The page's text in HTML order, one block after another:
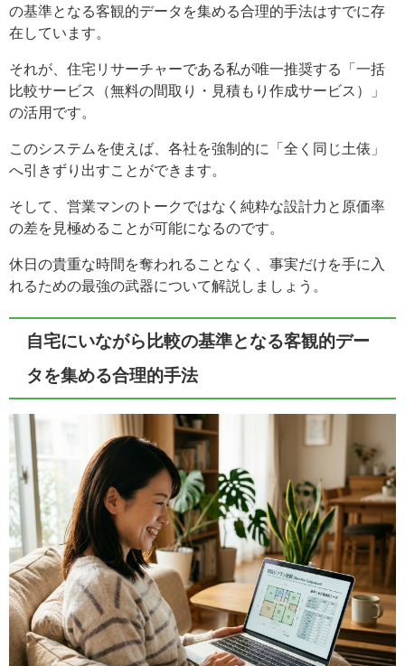
の基準となる客観的データを集める合理的手法はすでに存
在しています。
それが、住宅リサーチャーである私が唯一推奨する「一括
比較サービス（無料の間取り・見積もり作成サービス）」
の活用です。
このシステムを使えば、各社を強制的に「全く同じ土俵」
へ引きずり出すことができます。
そして、営業マンのトークではなく純粋な設計力と原価率
の差を見極めることが可能になるのです。
休日の貴重な時間を奪われることなく、事実だけを手に入
れるための最強の武器について解説しましょう。
自宅にいながら比較の基準となる客観的デー
タを集める合理的手法